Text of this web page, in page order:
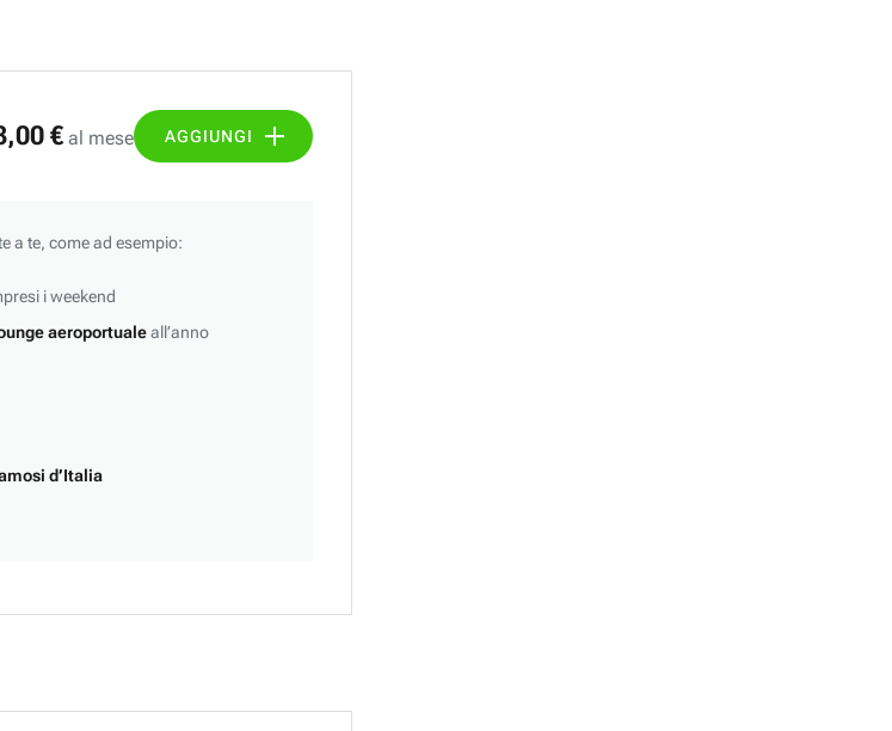
€ al mese AGGIUNGI
a te, come ad esempio:
i weekend
aeroportualeall’anno
d’Italia